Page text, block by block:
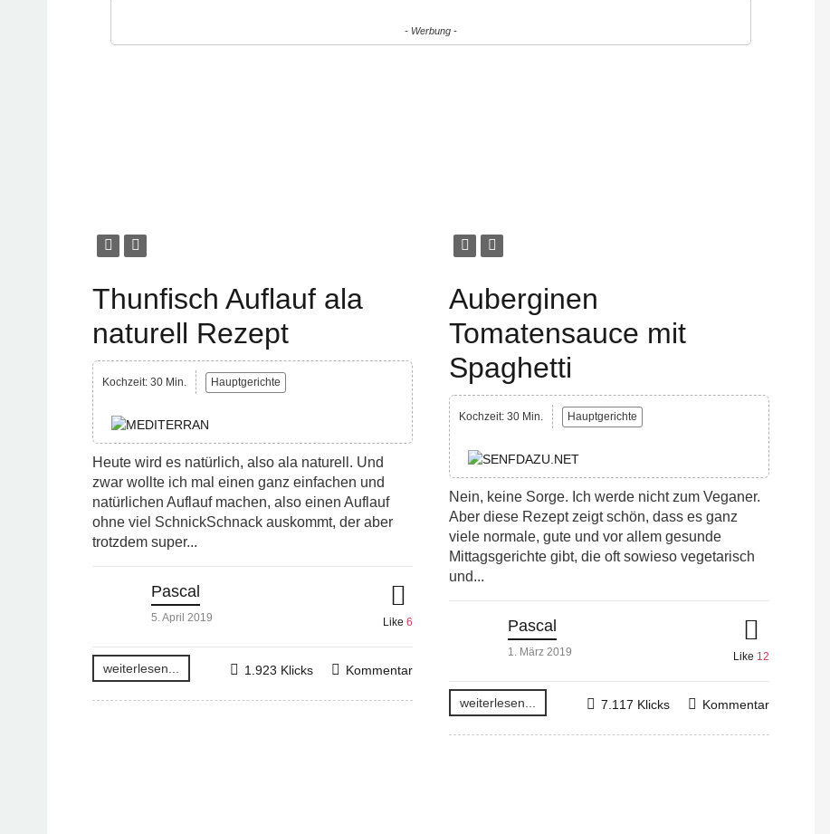
- Werbung -
Thunfisch Auflauf ala
naturell Rezept
Kochzeit: 30 Min. Hauptgerichte
Heute wird es natürlich, also ala naturell. Und
zwar wollte ich mal einen ganz einfachen und
natürlichen Auflauf machen, also einen Auflauf
ohne viel SchnickSchnack auskommt, der aber
trotzdem super...
Pascal
5. April 2019 Like 6
weiterlesen... Kommentar
1.923 Klicks
Auberginen
Tomatensauce mit
Spaghetti
Kochzeit: 30 Min. Hauptgerichte
Nein, keine Sorge. Ich werde nicht zum Veganer.
Aber diese Rezept zeigt schön, dass es ganz
viele normale, gute und vor allem gesunde
Mittagsgerichte gibt, die oft sowieso vegetarisch
und...
Pascal
1. März 2019 Like 12
weiterlesen... Kommentar
7.117 Klicks